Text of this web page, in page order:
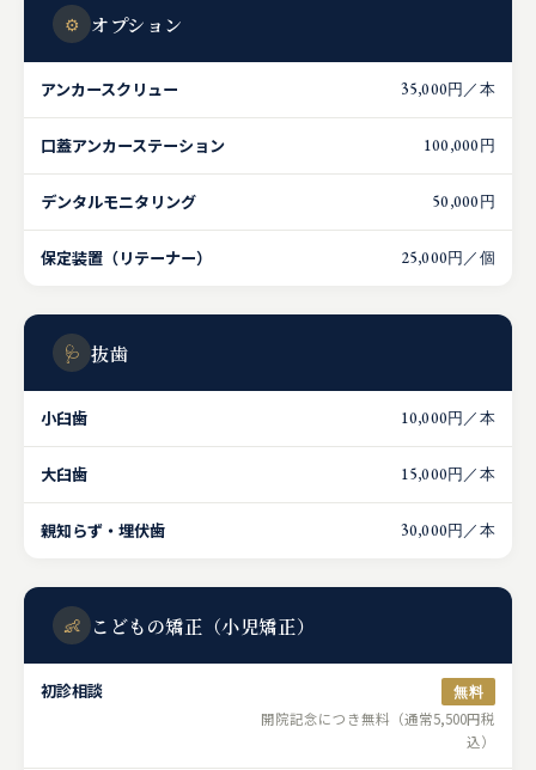
⚙ オプション
アンカースクリュー 35,000円／本
口蓋アンカーステーション 100,000円
デンタルモニタリング 50,000円
保定装置（リテーナー） 25,000円／個
🩺 抜歯
小臼歯 10,000円／本
大臼歯 15,000円／本
親知らず・埋伏歯 30,000円／本
👶 こどもの矯正（小児矯正）
初診相談 無料
開院記念につき無料（通常5,500円税
込）